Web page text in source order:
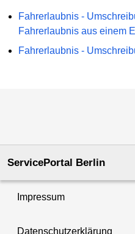
Fahrerlaubnis -
Fahrerlaubnis aus einem
Fahrerlaubnis -
ServicePortal Berlin
Impressum
Datenschutzerklärung